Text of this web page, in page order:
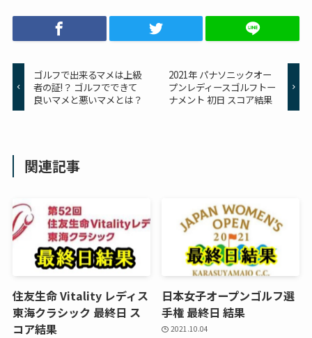
ゴルフで出来るマメは上級
者の証!？ ゴルフでできて
良いマメと悪いマメとは？
2021年 パナソニックオー
プンレディースゴルフトー
ナメント 初日 スコア結果
関連記事
住友生命 Vitality レディス
東海クラシック 最終日 ス
コア結果
日本女子オープンゴルフ選
手権 最終日 結果
2021.10.04